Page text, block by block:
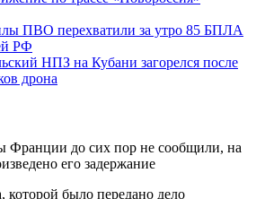
ПВО перехватили за утро 85 БПЛА
РФ
НПЗ на Кубани загорелся после
дрона
Франции до сих пор не сообщили, на
его задержание
было передано дело